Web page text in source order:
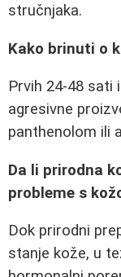
stručnjaka.
Kako brinuti o
Prvih 24-48 sati
agresivne
panthenolom ili
Da li prirodna
probleme s
Dok prirodni
stanje kože, u